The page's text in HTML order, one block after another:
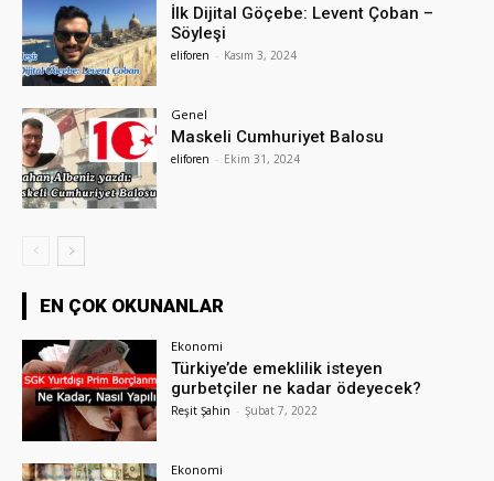
İlk Dijital Göçebe: Levent Çoban –
Söyleşi
eliforen - Kasım 3, 2024
Genel
Maskeli Cumhuriyet Balosu
eliforen - Ekim 31, 2024
EN ÇOK OKUNANLAR
Ekonomi
Türkiye’de emeklilik isteyen
gurbetçiler ne kadar ödeyecek?
Reşit Şahin - Şubat 7, 2022
Ekonomi